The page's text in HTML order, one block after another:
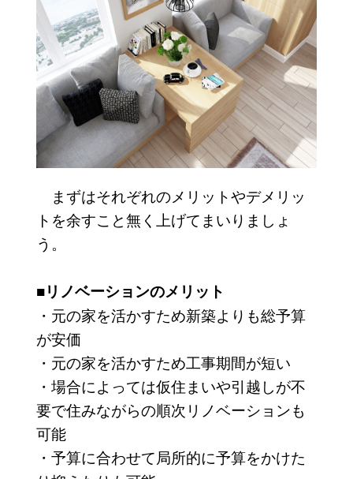
まずはそれぞれのメリットやデメリッ
トを余すこと無く上げてまいりましょ
う。
■リノベーションのメリット
・元の家を活かすため新築よりも総予算
が安価
・元の家を活かすため工事期間が短い
・場合によっては仮住まいや引越しが不
要で住みながらの順次リノベーションも
可能
・予算に合わせて局所的に予算をかけた